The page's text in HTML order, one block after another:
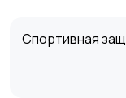
Спортивная